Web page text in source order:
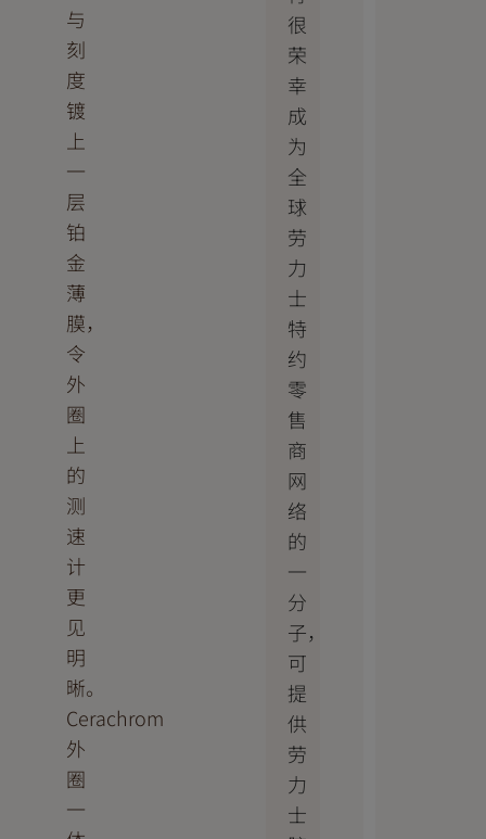
与
刻
度
镀
上
一
层
铂
金
薄
膜，
令
外
圈
上
的
测
速
计
更
见
明
晰。
Cerachrom
外
圈
一
很
荣
幸
成
为
全
球
劳
力
士
特
约
零
售
商
网
络
的
一
分
子，
可
提
供
劳
力
士